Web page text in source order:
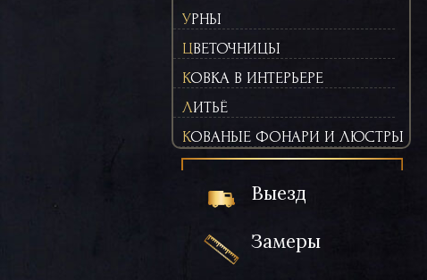
УРНЫ
ЦВЕТОЧНИЦЫ
КОВКА В ИНТЕРЬЕРЕ
ЛИТЬЁ
КОВАНЫЕ ФОНАРИ И ЛЮСТРЫ
Выезд
Замеры